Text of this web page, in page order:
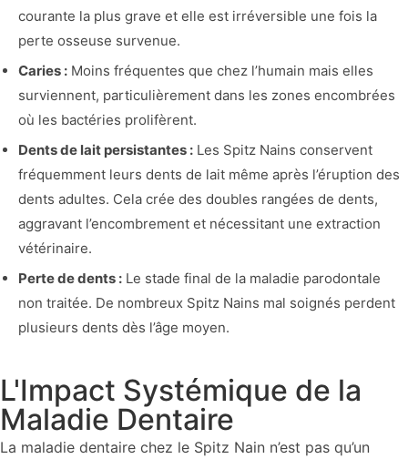
courante la plus grave et elle est irréversible une fois la
perte osseuse survenue.
Caries : Moins fréquentes que chez l’humain mais elles
surviennent, particulièrement dans les zones encombrées
où les bactéries prolifèrent.
Dents de lait persistantes : Les Spitz Nains conservent
fréquemment leurs dents de lait même après l’éruption des
dents adultes. Cela crée des doubles rangées de dents,
aggravant l’encombrement et nécessitant une extraction
vétérinaire.
Perte de dents : Le stade final de la maladie parodontale
non traitée. De nombreux Spitz Nains mal soignés perdent
plusieurs dents dès l’âge moyen.
L'Impact Systémique de la
Maladie Dentaire
La maladie dentaire chez le Spitz Nain n’est pas qu’un